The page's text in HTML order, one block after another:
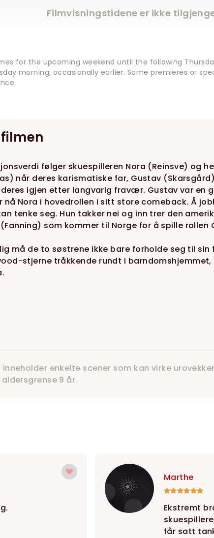
Filmvisningstidene er ikke
for the upcoming weekend until the following
morning, occasionally earlier. Some premieres or
følger skuespilleren Nora (Reinsve) og
når deres karismatiske far, Gustav
deres igjen etter langvarig fravær. Gustav var en
nå Nora i hovedrollen i sitt store comeback. Å
tenke seg. Hun takker nei og inn trer den
som kommer til Norge for å spille rollen
må de to søstrene ikke bare forholde seg til sin
stjerne tråkkende rundt i
inneholder enkelte scener som kan virke
9 år.
Marthe
Ekstremt
får satt